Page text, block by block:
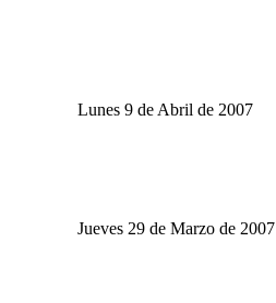
Lunes 9 de Abril de 2007
Jueves 29 de Marzo de 2007